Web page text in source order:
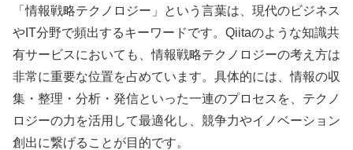
「情報戦略テクノロジー」という言葉は、現代のビジネス
やIT分野で頻出するキーワードです。Qiitaのような知識共
有サービスにおいても、情報戦略テクノロジーの考え方は
非常に重要な位置を占めています。具体的には、情報の収
集・整理・分析・発信といった一連のプロセスを、テクノ
ロジーの力を活用して最適化し、競争力やイノベーション
創出に繋げることが目的です。